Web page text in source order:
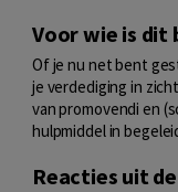
Voor wie is dit
Of je nu net bent
je verdediging in
van promovendi en
hulpmiddel in
Reacties uit